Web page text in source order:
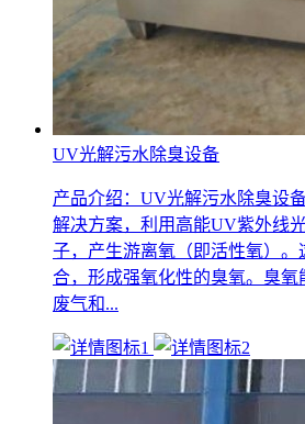
UV光解污水除臭设备
产品介绍：UV光解污水除臭设
解决方案，利用高能UV紫外线
子，产生游离氧（即活性氧）。
合，形成强氧化性的臭氧。臭
废气和...